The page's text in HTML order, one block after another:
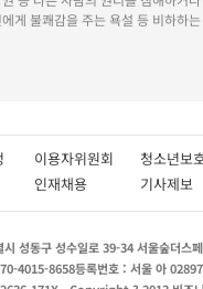
게 불쾌감을 주는 욕설 등 비하하
정 이용자위원회 청소년
인재채용 기사
시 성동구 성수일로 39-34 서울숲더스
4015-8658등록번호 : 서울 아 02897